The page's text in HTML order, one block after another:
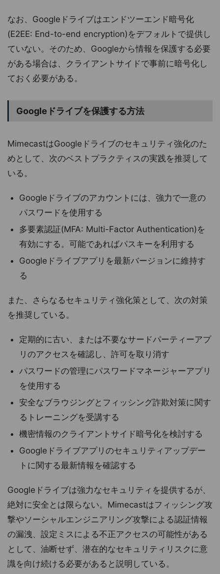
なお、Googleドライブはエンドツーエンド暗号化
(E2EE: End-to-end encryption)をデフォルトで提供し
ていない。そのため、Googleから情報を保護する必要
がある場合は、クライアントサイドで事前に暗号化し
ておく必要がある。
Googleドライブを保護する方法
MimecastはGoogleドライブのセキュリティ強化のた
めとして、次のベストプラクティスの実践を推奨して
いる。
Googleドライブのアカウントには、強力で一意の
パスワードを使用する
多要素認証(MFA: Multi-Factor Authentication)を
有効にする。可能であればパスキーを利用する
Googleドライブアプリを最新バージョンに維持す
る
また、さらなるセキュリティ強化策として、次の対策
を推奨している。
定期的に古い、または不要なサードパーティーアプ
リのアクセスを確認し、許可を取り消す
パスワードの管理にパスワードマネージャーアプリ
を使用する
安全なブラウジングとフィッシング詐欺対策に関す
るトレーニングを受講する
機密情報のクライアントサイド暗号化を検討する
Googleドライブアプリのセキュリティアップデー
トに関する最新情報を確認する
Googleドライブは強力なセキュリティを提供するが、
絶対に安全とは限らない。Mimecastはフィッシング攻
撃やソーシャルエンジニアリング攻撃による認証情報
の漏洩、設定ミスによる不正アクセスの可能性がある
として、油断せず、潜在的なセキュリティリスクに意
識を向け続ける必要があると説明している。